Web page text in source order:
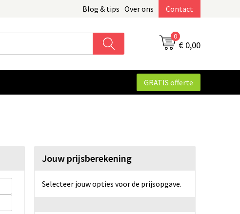
Blog & tips Over ons Contact
0
€ 0,00
GRATIS offerte
Jouw prijsberekening
Selecteer jouw opties voor de prijsopgave.